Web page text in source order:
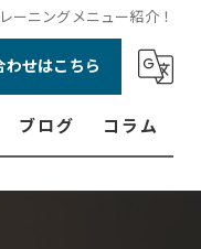
ーニングメニュー紹介！
わせはこちら
ブログ コラム